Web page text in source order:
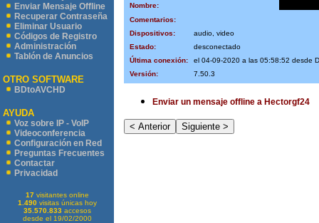
Enviar Mensaje Offline
Recuperar Contraseña
Eliminar Usuario
Códigos de Registro
Administración
Tablón de Anuncios
OTRO SOFTWARE
BDtoAVCHD
AYUDA
Voz sobre IP - VoIP
Videoconferencia
Configuración en Red
Preguntas Frecuentes
Contactar
Privacidad
17visitantes online
1.490visitas únicas hoy
35.570.833 accesos
desde el 19/02/2000
Nombre:
Comentarios:
Dispositivos:
audio, video
Estado:
desconectado
Última conexión:
el 04-09-2020 a las 05:58:52 desde
Versión:
7.50.3
Enviar un mensaje offline a Hectorgf24